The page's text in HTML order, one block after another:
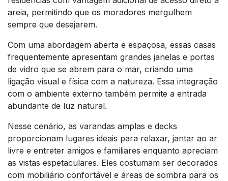
areia, permitindo que os moradores mergulhem
sempre que desejarem.
Com uma abordagem aberta e espaçosa, essas casas
frequentemente apresentam grandes janelas e portas
de vidro que se abrem para o mar, criando uma
ligação visual e física com a natureza. Essa integração
com o ambiente externo também permite a entrada
abundante de luz natural.
Nesse cenário, as varandas amplas e decks
proporcionam lugares ideais para relaxar, jantar ao ar
livre e entreter amigos e familiares enquanto apreciam
as vistas espetaculares. Eles costumam ser decorados
com mobiliário confortável e áreas de sombra para os